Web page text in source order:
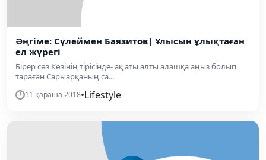
Әңгіме: Сүлеймен Баязитов| Ұлысын ұлықтаған
ел жүрегі
Бірер сөз Көзінің тірісінде- ақ аты алты алашқа аңыз болып
тараған Сарыарқаның са...
11 қараша 2018•Lifestyle